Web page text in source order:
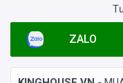
ZALO